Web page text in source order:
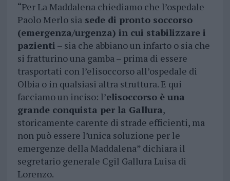
“Per La Maddalena chiediamo che l’ospedale
Paolo Merlo siasede di pronto soccorso
(emergenza/urgenza) in cui stabilizzare i
pazienti – sia che abbiano un infarto o sia che
si fratturino una gamba – prima di essere
trasportati con l’elisoccorso all’ospedale di
Olbia o in qualsiasi altra struttura. E qui
facciamo un inciso: l’elisoccorso è una
grande conquista per la Gallura,
storicamente carente di strade efficienti, ma
non può essere l’unica soluzione per le
emergenze della Maddalena” dichiara il
segretario generale Cgil Gallura Luisa di
Lorenzo.